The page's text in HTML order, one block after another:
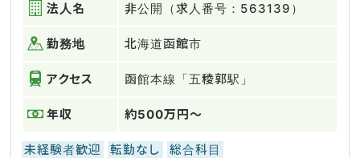
法人名 非公開（求人番号：563139）
勤務地 北海道函館市
アクセス 函館本線「五稜郭駅」
年収 約500万円～
未経験者歓迎 転勤なし 総合科目